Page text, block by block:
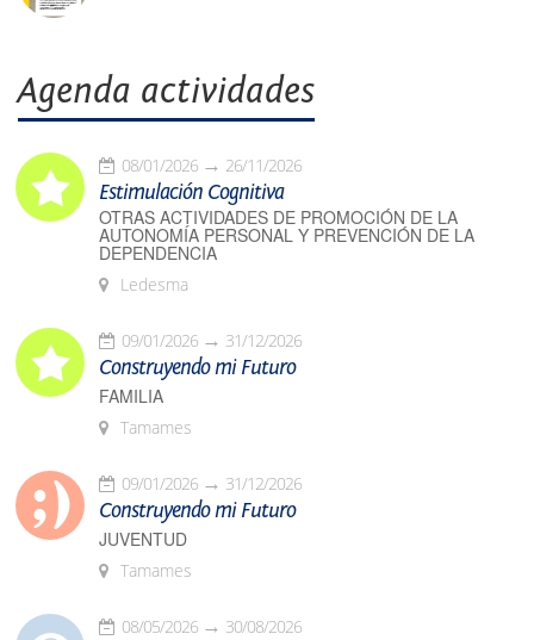
Agenda actividades
08/01/2026 26/11/2026
Estimulación Cognitiva
OTRAS ACTIVIDADES DE PROMOCIÓN DE LA
AUTONOMÍA PERSONAL Y PREVENCIÓN DE LA
DEPENDENCIA
Ledesma
09/01/2026 31/12/2026
Construyendo mi Futuro
FAMILIA
Tamames
09/01/2026 31/12/2026
Construyendo mi Futuro
JUVENTUD
Tamames
08/05/2026 30/08/2026